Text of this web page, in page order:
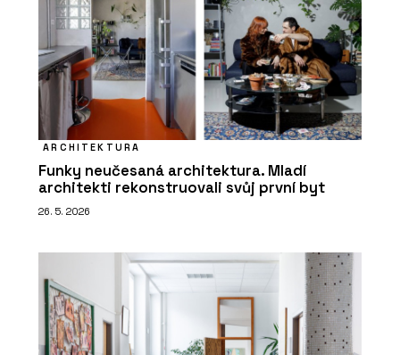
ARCHITEKTURA
Funky neučesaná architektura. Mladí
architekti rekonstruovali svůj první byt
26. 5. 2026